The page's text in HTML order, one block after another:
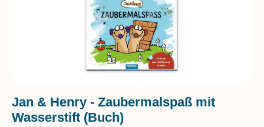
Jan & Henry - Zaubermalspaß mit
Wasserstift (Buch)